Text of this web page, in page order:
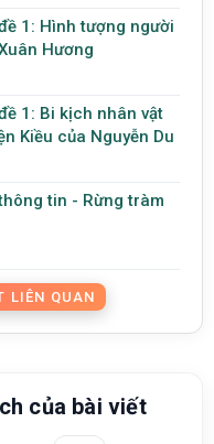
1: Hình tượng người
Hương
1: Bi kịch nhân vật
Kiều của Nguyễn Du
LIÊN QUAN
của bài viết